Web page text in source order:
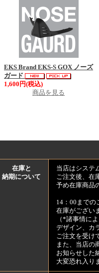
EKS Brand EKS-S GOX ノーズ
ガード
1,600円(税込)
商品を見る
在庫と
納期について
当店はシステ
ご注文後、在
予め在庫商品
14：00までの
在庫がござい
（*諸事情に
デザイン、カ
ご注文を受け
また、当店の
お知らせした
大変恐れ入り